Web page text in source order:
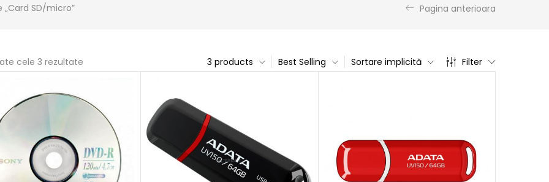
SD/micro” Pagina anterioara
cele 3 rezultate Filter
Sortare implicită
Best Selling
3 products